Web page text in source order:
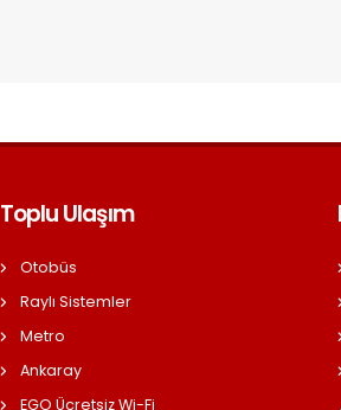
Toplu Ulaşım
Otobüs
Raylı Sistemler
Metro
Ankaray
EGO Ücretsiz Wi-Fi